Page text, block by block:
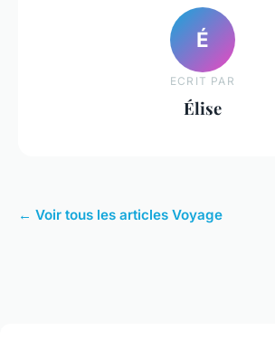
É
ECRIT PAR
Élise
← Voir tous les articles Voyage